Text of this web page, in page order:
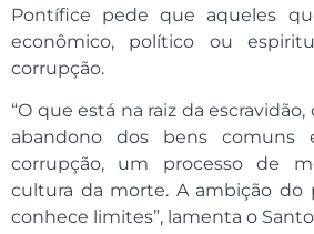
Pontífice pede que aqueles
econômico, político ou
corrupção.
“O que está na raiz da
abandono dos bens comuns
corrupção, um processo de
cultura da morte. A ambição do
conhece limites”, lamenta o